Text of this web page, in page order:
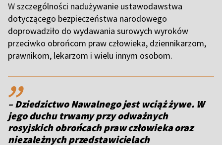
Wszczególności nadużywanie ustawodawstwa
dotyczącego bezpieczeństwa narodowego
doprowadziło do wydawania surowych wyroków
przeciwko obrońcom praw człowieka, dziennikarzom,
prawnikom, lekarzom i wielu innym osobom.
,,
– Dziedzictwo Nawalnego jest wciąż żywe. W
jego duchu trwamy przy odważnych
rosyjskich obrońcach praw człowieka oraz
niezależnych przedstawicielach